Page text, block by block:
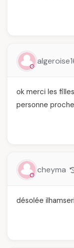
ok merci les
personne proche
cheyma
désolée